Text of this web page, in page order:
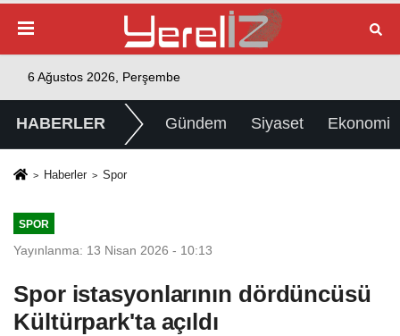
6 Ağustos 2026, Perşembe
HABERLER Gündem Siyaset Ekonomi
Haberler Spor
SPOR
Yayınlanma: 13 Nisan 2026 - 10:13
Spor istasyonlarının dördüncüsü
Kültürpark'ta açıldı